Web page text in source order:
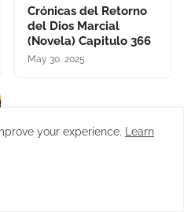
Crónicas del Retorno
del Dios Marcial
(Novela) Capitulo 366
May 30, 2025
your experience.
Learn